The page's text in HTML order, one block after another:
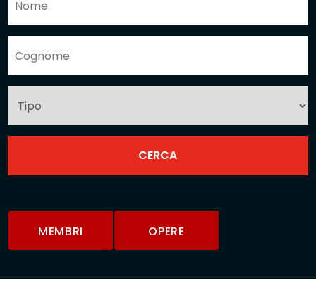
MEMBRI OPERE